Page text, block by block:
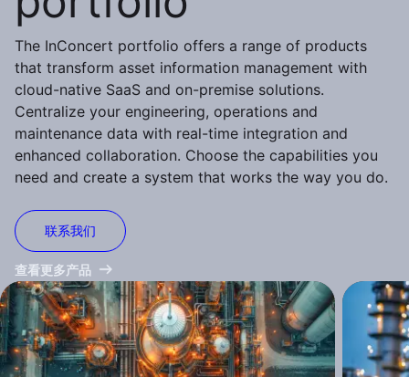
The InConcert portfolio offers a range of products
that transform asset information management with
cloud-native SaaS and on-premise solutions.
Centralize your engineering, operations and
maintenance data with real-time integration and
enhanced collaboration. Choose the capabilities you
need and create a system that works the way you do.
联系我们
查看更多产品